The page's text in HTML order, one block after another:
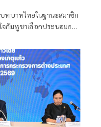
บทบาทไทยในฐานะสมาชิก
กัมพูชาเลือกประนอมภาค